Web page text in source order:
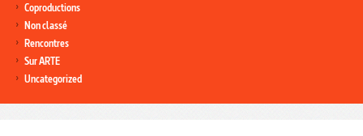
Coproductions
Non classé
Rencontres
Sur ARTE
Uncategorized